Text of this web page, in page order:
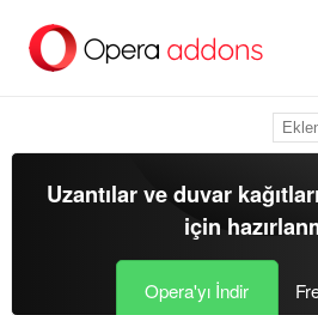
içeriğe
Uzantılar ve duvar
için
Opera'yı İndir